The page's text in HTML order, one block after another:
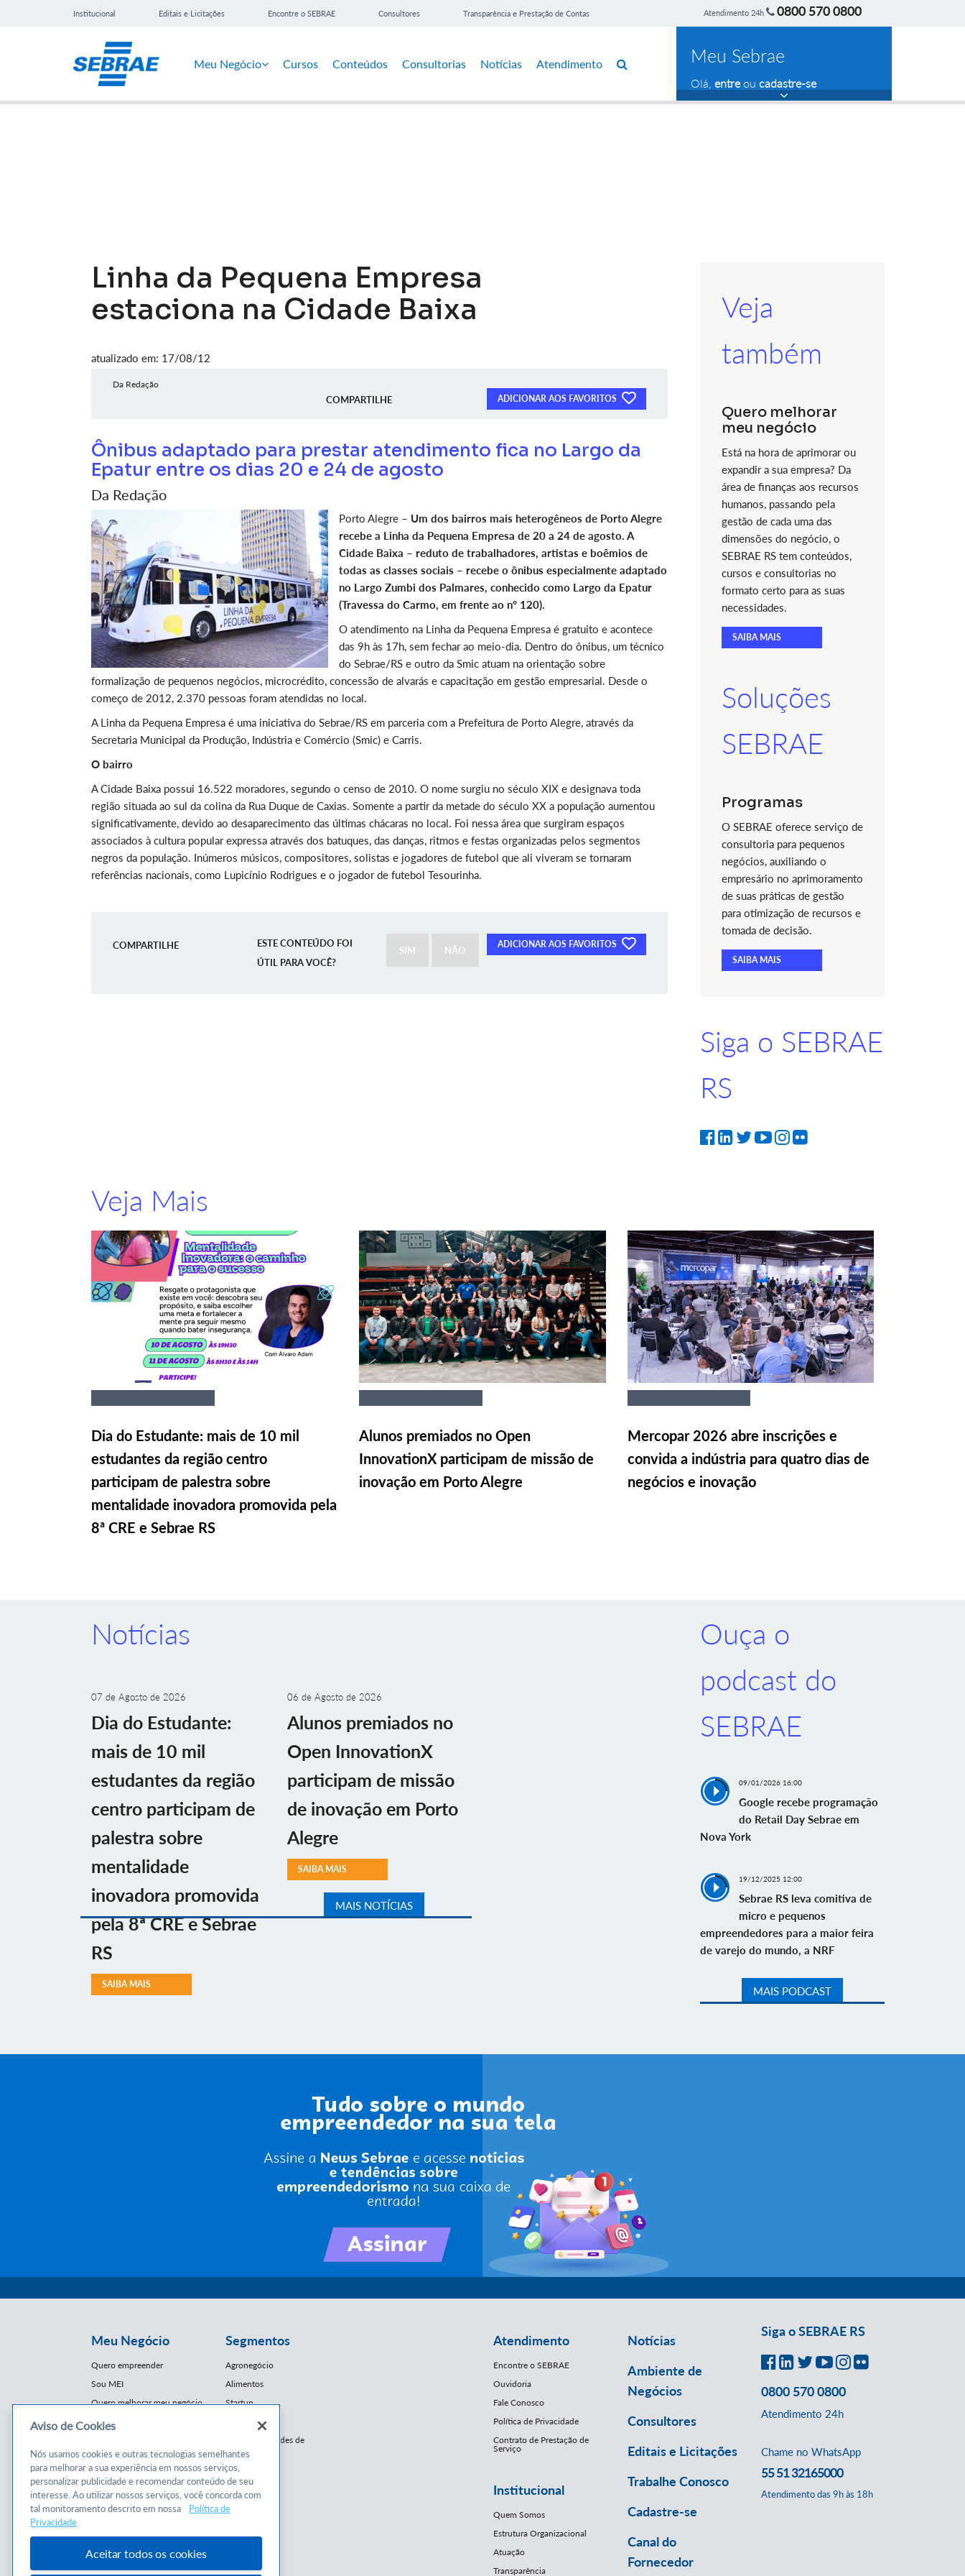
Institucional Editais e Licitações Encontre o SEBRAE Consultores Transparência e Prestação de Contas Atendimento 24h 0800 570 0800
Meu Negócio Cursos Conteúdos Consultorias Notícias Atendimento Meu Sebrae
Olá, entreou cadastre-se
Linha da Pequena Empresa
estaciona na Cidade Baixa
atualizado em: 17/08/12
Da Redação
COMPARTILHE ADICIONAR AOS FAVORITOS
Ônibus adaptado para prestar atendimento fica no Largo da
Epatur entre os dias 20 e 24 de agosto
Da Redação
Porto Alegre – Um dos bairros mais heterogêneos de Porto Alegre
recebe a Linha da Pequena Empresa de 20 a 24 de agosto. A
Cidade Baixa – reduto de trabalhadores, artistas e boêmios de
todas as classes sociais – recebe o ônibus especialmente adaptado
no Largo Zumbi dos Palmares, conhecido como Largo da Epatur
(Travessa do Carmo, em frente ao nº 120).
O atendimento na Linha da Pequena Empresa é gratuito e acontece
das 9h às 17h, sem fechar ao meio-dia. Dentro do ônibus, um técnico
do Sebrae/RS e outro da Smic atuam na orientação sobre
formalização de pequenos negócios, microcrédito, concessão de alvarás e capacitação em gestão empresarial. Desde o
começo de 2012, 2.370 pessoas foram atendidas no local.
A Linha da Pequena Empresa é uma iniciativa do Sebrae/RS em parceria com a Prefeitura de Porto Alegre, através da
Secretaria Municipal da Produção, Indústria e Comércio (Smic) e Carris.
O bairro
A Cidade Baixa possui 16.522 moradores, segundo o censo de 2010. O nome surgiu no século XIX e designava toda
região situada ao sul da colina da Rua Duque de Caxias. Somente a partir da metade do século XX a população aumentou
significativamente, devido ao desaparecimento das últimas chácaras no local. Foi nessa área que surgiram espaços
associados à cultura popular expressa através dos batuques, das danças, ritmos e festas organizadas pelos segmentos
negros da população. Inúmeros músicos, compositores, solistas e jogadores de futebol que ali viveram se tornaram
referências nacionais, como Lupicínio Rodrigues e o jogador de futebol Tesourinha.
COMPARTILHE ADICIONAR AOS FAVORITOS
ESTE CONTEÚDO FOI
ÚTIL PARA VOCÊ?
SIM NÃO
Veja
também
Quero melhorar
meu negócio
Está na hora de aprimorar ou
expandir a sua empresa? Da
área de finanças aos recursos
humanos, passando pela
gestão de cada uma das
dimensões do negócio, o
SEBRAE RS tem conteúdos,
cursos e consultorias no
formato certo para as suas
necessidades.
SAIBA MAIS
Soluções
SEBRAE
Programas
O SEBRAE oferece serviço de
consultoria para pequenos
negócios, auxiliando o
empresário no aprimoramento
de suas práticas de gestão
para otimização de recursos e
tomada de decisão.
SAIBA MAIS
Siga o SEBRAE
RS
Veja Mais
Dia do Estudante: mais de 10 mil
estudantes da região centro
participam de palestra sobre
mentalidade inovadora promovida pela
8ª CRE e Sebrae RS
Alunos premiados no Open
InnovationX participam de missão de
inovação em Porto Alegre
Mercopar 2026 abre inscrições e
convida a indústria para quatro dias de
negócios e inovação
Notícias
07 de Agosto de 2026
Dia do Estudante:
mais de 10 mil
estudantes da região
centro participam de
palestra sobre
mentalidade
inovadora promovida
pela 8ª CRE e Sebrae
RS
SAIBA MAIS
06 de Agosto de 2026
Alunos premiados no
Open InnovationX
participam de missão
de inovação em Porto
Alegre
SAIBA MAIS
MAIS NOTÍCIAS
Ouça o
podcast do
SEBRAE
09/01/2026 16:00
Google recebe programação
do Retail Day Sebrae em
Nova York
19/12/2025 12:00
Sebrae RS leva comitiva de
micro e pequenos
empreendedores para a maior feira
de varejo do mundo, a NRF
MAIS PODCAST
Meu Negócio
Quero empreender
Sou MEI
Quero melhorar meu negócio
Conteúdos
Cursos
Consultorias
Segmentos
Agronegócio
Alimentos
Startup
E-Commerce
Franquias / Redes de
Cooperação
Moda
Moveleiro
Saúde
Mercopar
Atendimento
Encontre o SEBRAE
Ouvidoria
Fale Conosco
Política de Privacidade
Contrato de Prestação de
Serviço
Institucional
Quem Somos
Estrutura Organizacional
Atuação
Transparência
Notícias
Ambiente de
Negócios
Consultores
Editais e Licitações
Trabalhe Conosco
Cadastre-se
Canal do
Fornecedor
Siga o SEBRAE RS
0800 570 0800
Atendimento 24h
Chame no WhatsApp
55 51 32165000
Atendimento das 9h às 18h
Aviso de Cookies
Nós usamos cookies e outras tecnologias semelhantes
para melhorar a sua experiência em nossos serviços,
personalizar publicidade e recomendar conteúdo de seu
interesse. Ao utilizar nossos serviços, você concorda com
tal monitoramento descrito em nossa
Política de
Privacidade
Aceitar todos os cookies